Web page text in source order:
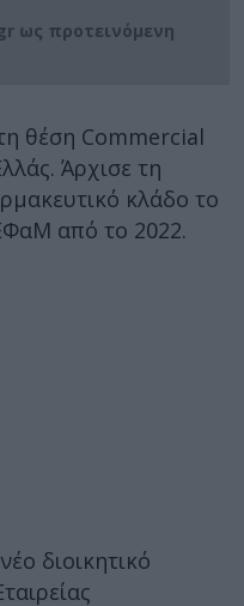
ως προτεινόμενη
θέση Commercial
Άρχισε τη
κλάδο το
από το 2022.
διοικητικό